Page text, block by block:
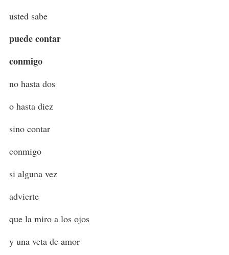
usted sabe
puede contar
conmigo
no hasta dos
o hasta diez
sino contar
conmigo
si alguna vez
advierte
que la miro a los ojos
y una veta de amor